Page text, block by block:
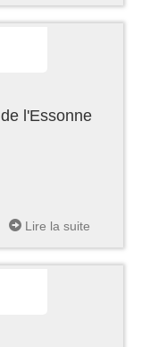
l'Essonne
Lire la suite